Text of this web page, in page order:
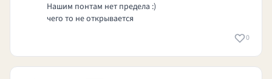
Нашим понтам нет предела :)
чего то не открывается
0